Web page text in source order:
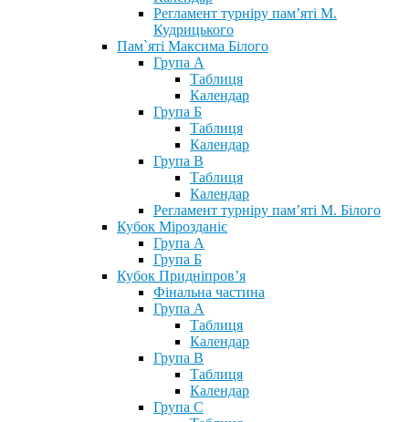
Регламент турніру пам’яті М.
Кудрицького
Пам`яті Максима Білого
Група А
Таблиця
Календар
Група Б
Таблиця
Календар
Група В
Таблиця
Календар
Регламент турніру пам’яті М. Білого
Кубок Мірозданіє
Група А
Група Б
Кубок Придніпров’я
Фінальна частина
Група А
Таблиця
Календар
Група В
Таблиця
Календар
Група С